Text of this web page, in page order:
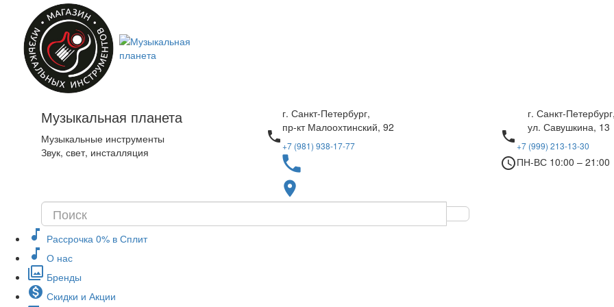
Музыкальная планета
Музыкальные инструменты
Звук, свет, инсталляция
г. Санкт-Петербург,
пр-кт Малоохтинский, 92
local_phone
+7 (981) 938-17-77
local_phone
place
г. Санкт-Петербург,
ул. Савушкина, 13
local_phone
+7 (999) 213-13-30
access_timeПН-ВС 10:00 – 21:00
music_note Рассрочка 0% в Сплит
music_note О нас
filter Бренды
monetization_on Скидки и Акции